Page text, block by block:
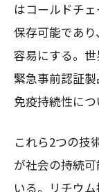
はコールドチ
保存可能であ
容易にする。
緊急事前認証
免疫持続性につ
これら2つの技
が社会の持続
いる。リチウ